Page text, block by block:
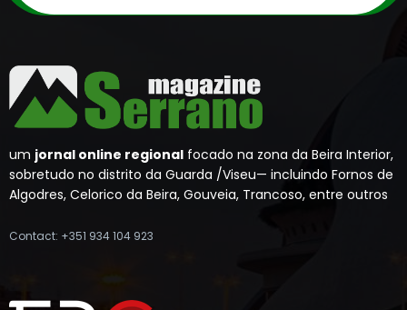
um jornal online regional focado na zona da Beira Interior,
sobretudo no distrito da Guarda /Viseu— incluindo Fornos de
Algodres, Celorico da Beira, Gouveia, Trancoso, entre outros
Contact: +351 934 104 923